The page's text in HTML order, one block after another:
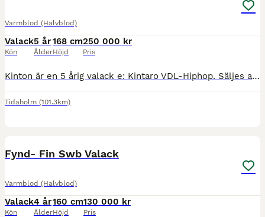
Varmblod (Halvblod)
Valack
Kön
5 år
Ålder
168 cm
Höjd
250 000 kr
Pris
Kinton är en 5 årig valack e: Kintaro VDL-Hiphop. Säljes av uppfödaren. En pigg och glad kille som är väldigt positiv till arbete. Fantastiskt snäll i all ridning och hantering. Har iår börjat komma
Tidaholm (101.3km)
Fynd- Fin Swb Valack
Varmblod (Halvblod)
Valack
Kön
4 år
Ålder
160 cm
Höjd
130 000 kr
Pris